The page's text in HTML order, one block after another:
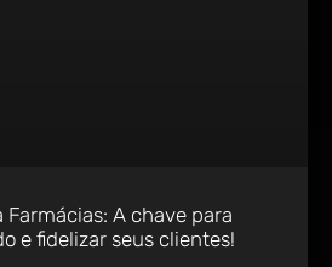
A chave para
e fidelizar seus clientes!